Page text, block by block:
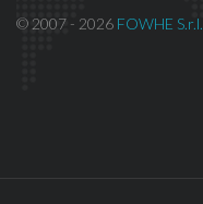
© 2007 - 2026 FOWHE S.r.l.